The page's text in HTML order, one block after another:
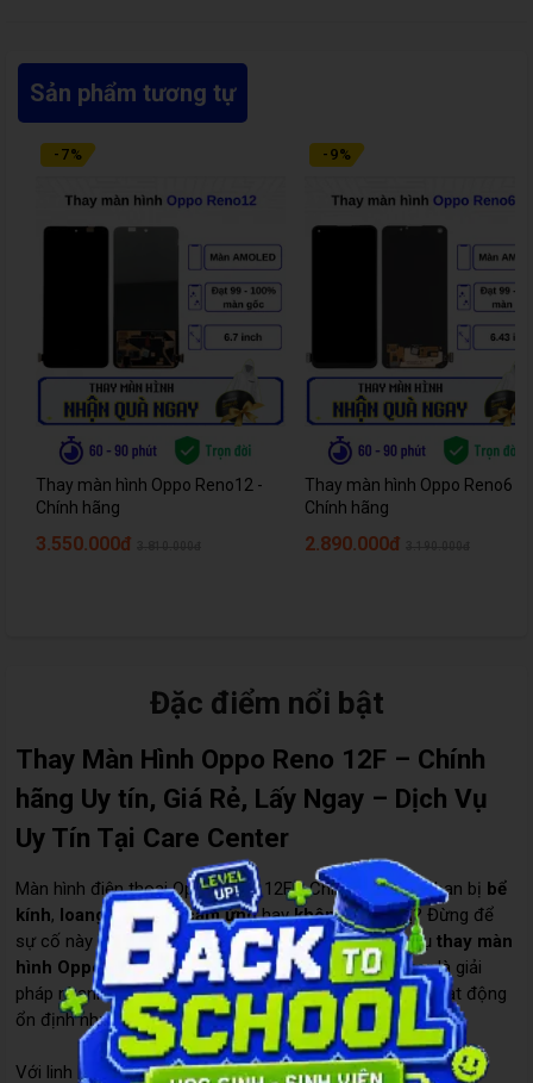
Sản phẩm tương tự
- 7%
Thay màn hình Oppo Reno12 -
Chính hãng
3.550.000đ
- 9%
Thay màn hình Oppo Reno6 Z
Chính hãng
2.890.000đ
Đặc điểm nổi bật
Thay Màn Hình Oppo Reno 12F – Chính
hãng Uy tín, Giá Rẻ, Lấy Ngay – Dịch Vụ
Uy Tín Tại Care Center
Màn hình điện thoại Oppo Reno 12F - Chính hãng của bạn bị bể
kính, loang màu, liệt cảm ứnghaykhông hiển thị? Đừng để
sự cố này làm gián đoạn trải nghiệm của bạn. Dịch vụ thay màn
hình Oppo Reno 12F - Chính hãngtạiCare Centerlà giải
pháp nhanh chóng – an toàn – tiết kiệm giúp thiết bị hoạt động
ổn định như mới.
Với linh kiệnmàn hình chính hãng, đội ngũ kỹ thuật viên